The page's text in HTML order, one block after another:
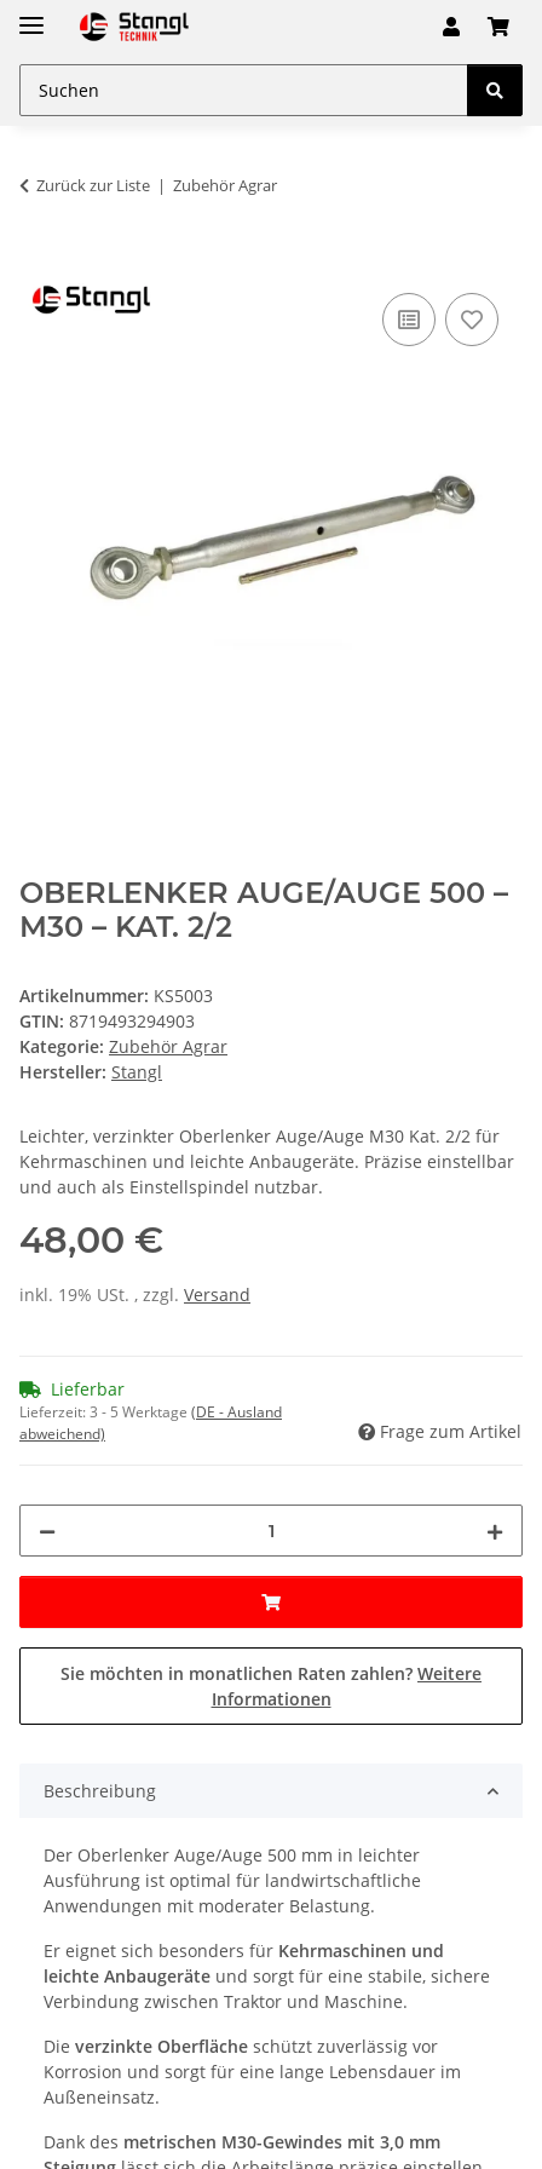
Zurück zur Liste Zubehör Agrar
OBERLENKER AUGE/AUGE 500 –
M30 – KAT. 2/2
Artikelnummer: KS5003
GTIN: 8719493294903
Kategorie: Zubehör Agrar
Hersteller: Stangl
Leichter, verzinkter Oberlenker Auge/Auge M30 Kat. 2/2 für
Kehrmaschinen und leichte Anbaugeräte. Präzise einstellbar
und auch als Einstellspindel nutzbar.
48,00 €
inkl. 19% USt. , zzgl. Versand
Lieferbar
Lieferzeit:3 - 5 Werktage (DE - Ausland
abweichend)
Frage zum Artikel
Sie möchten in monatlichen Raten zahlen? Weitere
Informationen
Beschreibung
Der Oberlenker Auge/Auge 500 mm in leichter
Ausführung ist optimal für landwirtschaftliche
Anwendungen mit moderater Belastung.
Er eignet sich besonders für Kehrmaschinen und
leichte Anbaugeräte und sorgt für eine stabile, sichere
Verbindung zwischen Traktor und Maschine.
Die verzinkte Oberfläche schützt zuverlässig vor
Korrosion und sorgt für eine lange Lebensdauer im
Außeneinsatz.
Dank des metrischen M30-Gewindes mit 3,0 mm